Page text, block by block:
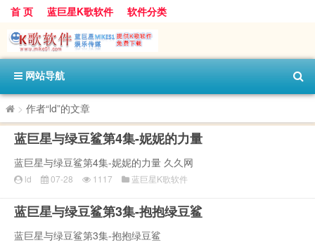
首 页 蓝巨星K歌软件 软件分类
网站导航
> 作者“ld”的文章
蓝巨星与绿豆鲨第4集-妮妮的力量
蓝巨星与绿豆鲨第4集-妮妮的力量 久久网
ld 07-28 1117 蓝巨星K歌软件
蓝巨星与绿豆鲨第3集-抱抱绿豆鲨
蓝巨星与绿豆鲨第3集-抱抱绿豆鲨